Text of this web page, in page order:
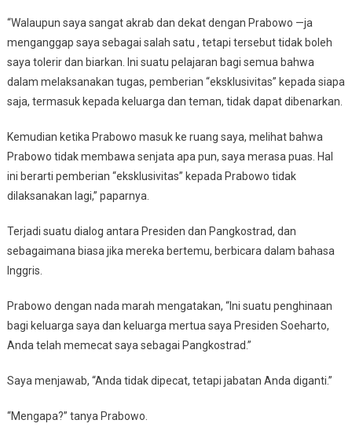
“Walaupun saya sangat akrab dan dekat dengan Prabowo —ja
menganggap saya sebagai salah satu , tetapi tersebut tidak boleh
saya tolerir dan biarkan. Ini suatu pelajaran bagi semua bahwa
dalam melaksanakan tugas, pemberian “eksklusivitas” kepada siapa
saja, termasuk kepada keluarga dan teman, tidak dapat dibenarkan.
Kemudian ketika Prabowo masuk ke ruang saya, melihat bahwa
Prabowo tidak membawa senjata apa pun, saya merasa puas. Hal
ini berarti pemberian “eksklusivitas” kepada Prabowo tidak
dilaksanakan lagi,” paparnya.
Terjadi suatu dialog antara Presiden dan Pangkostrad, dan
sebagaimana biasa jika mereka bertemu, berbicara dalam bahasa
Inggris.
Prabowo dengan nada marah mengatakan, “Ini suatu penghinaan
bagi keluarga saya dan keluarga mertua saya Presiden Soeharto,
Anda telah memecat saya sebagai Pangkostrad.”
Saya menjawab, “Anda tidak dipecat, tetapi jabatan Anda diganti.”
“Mengapa?” tanya Prabowo.